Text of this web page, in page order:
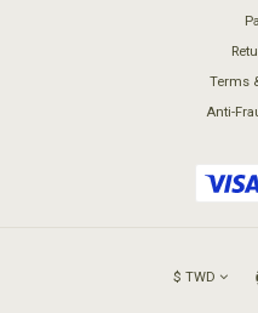
Terms
Anti-
$ TWD